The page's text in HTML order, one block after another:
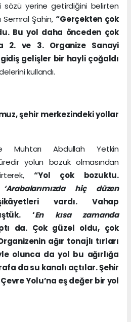
sözü yerine getirdiğini belirten
Semral Şahin,“Gerçekten çok
Bu yol daha önceden çok
2. ve 3. Organize Sanayi
gelişler bir hayli çoğaldı
kullandı.
şehir merkezindeki yollar
Muhtarı Abdullah Yetkin
yolun bozuk olmasından
“Yol çok bozuktu.
‘Arabalarımızda hiç düzen
vardı. Vahap
‘En kısa zamanda
da. Çok güzel oldu, çok
ağır tonajlı tırları
olunca da yol bu ağırlığa
da su kanalı açtılar. Şehir
Yolu’na eş değer bir yol